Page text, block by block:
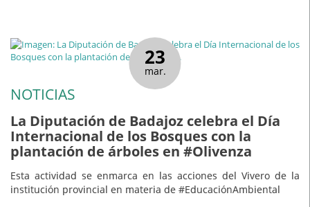
23
mar.
NOTICIAS
La Diputación de Badajoz celebra el Día
Internacional de los Bosques con la
plantación de árboles en #Olivenza
Esta actividad se enmarca en las acciones del Vivero de la
institución provincial en materia de #EducaciónAmbiental